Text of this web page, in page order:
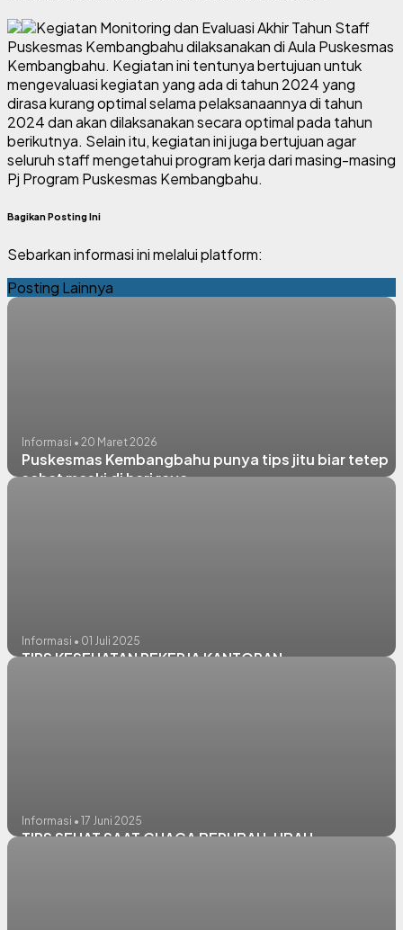
Kegiatan Monitoring dan Evaluasi Akhir Tahun Staff
Puskesmas Kembangbahu dilaksanakan di Aula Puskesmas
Kembangbahu. Kegiatan ini tentunya bertujuan untuk
mengevaluasi kegiatan yang ada di tahun 2024 yang
dirasa kurang optimal selama pelaksanaannya di tahun
2024 dan akan dilaksanakan secara optimal pada tahun
berikutnya. Selain itu, kegiatan ini juga bertujuan agar
seluruh staff mengetahui program kerja dari masing-masing
Pj Program Puskesmas Kembangbahu.
Bagikan Posting Ini
Sebarkan informasi ini melalui platform:
Posting Lainnya
Informasi • 20 Maret 2026
Puskesmas Kembangbahu punya tips jitu biar tetep
sehat meski di hari raya
Informasi • 01 Juli 2025
TIPS KESEHATAN PEKERJA KANTORAN
Informasi • 17 Juni 2025
TIPS SEHAT SAAT CUACA BERUBAH-UBAH